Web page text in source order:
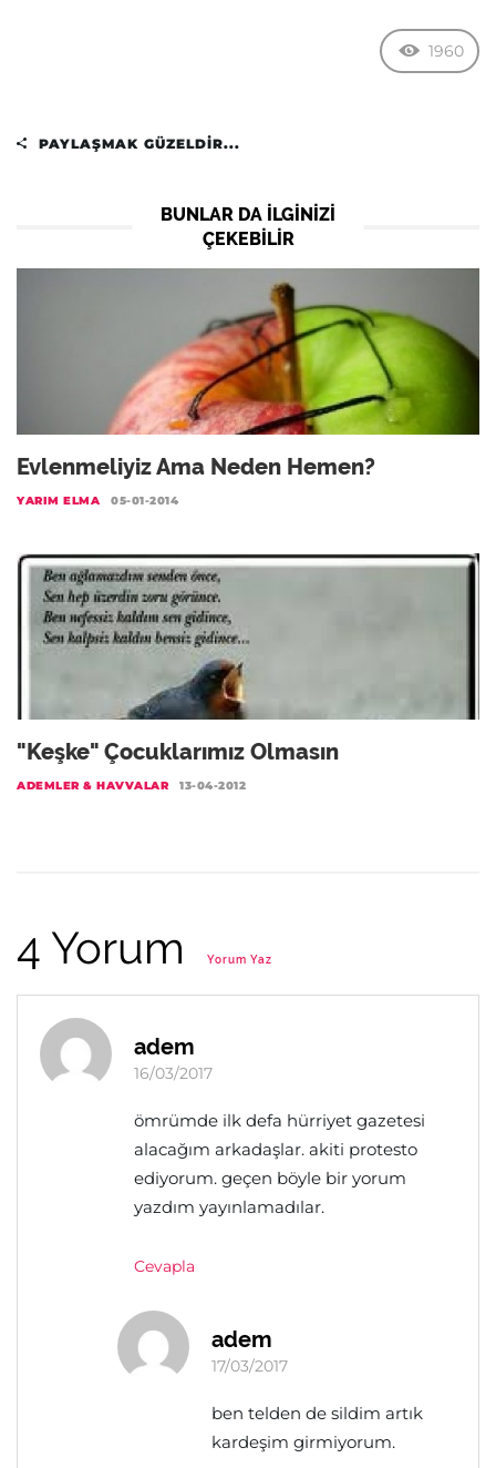
1960
PAYLAŞMAK GÜZELDIR...
BUNLAR DA ILGINIZI
ÇEKEBILIR
Evlenmeliyiz Ama Neden Hemen?
YARIM ELMA 05-01-2014
"Keşke" Çocuklarımız Olmasın
ADEMLER & HAVVALAR 13-04-2012
4 Yorum Yorum Yaz
adem
16/03/2017
ömrümde ilk defa hürriyet gazetesi
alacağım arkadaşlar. akiti protesto
ediyorum. geçen böyle bir yorum
yazdım yayınlamadılar.
Cevapla
adem
17/03/2017
ben telden de sildim artık
kardeşim girmiyorum.